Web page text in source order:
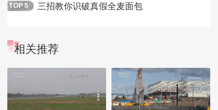
TOP 5 三招教你识破真假全麦面包
相关推荐